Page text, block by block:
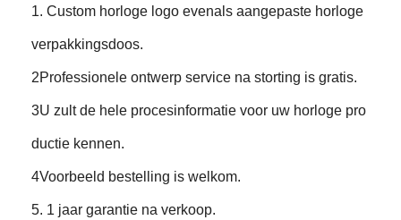
1. Custom horloge logo evenals aangepaste horloge
verpakkingsdoos.
2Professionele ontwerp service na storting is gratis.
3U zult de hele procesinformatie voor uw horloge pro
ductie kennen.
4Voorbeeld bestelling is welkom.
5. 1 jaar garantie na verkoop.